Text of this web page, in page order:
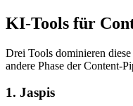
KI-Tools für
Drei Tools dominieren
andere Phase der Content-
1. Jaspis